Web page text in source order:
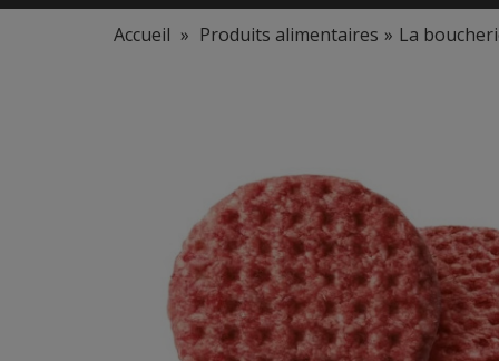
Accueil » Produits alimentaires » La